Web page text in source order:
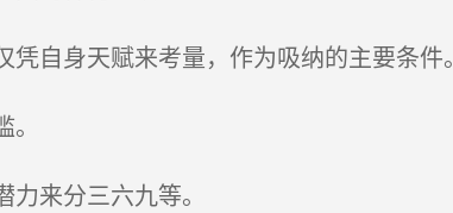
自身天赋来考量，作为吸纳的主要条件。
来分三六九等。